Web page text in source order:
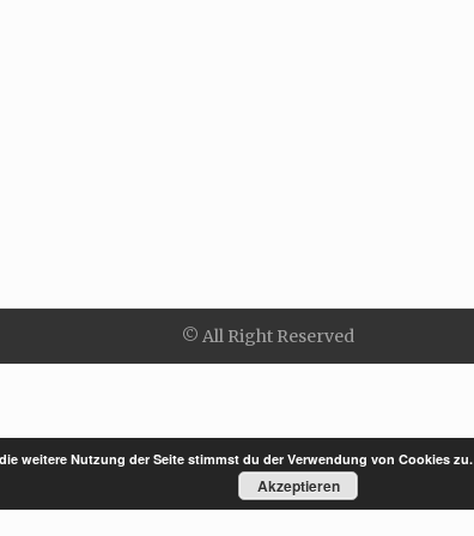
© All Right Reserved
weitere Nutzung der Seite stimmst du der Verwendung von Cookies zu.
Akzeptieren